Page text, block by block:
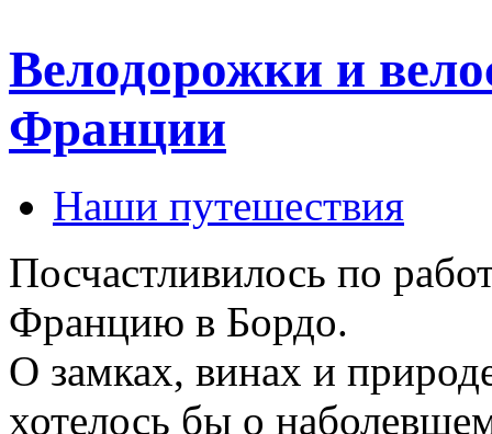
Велодорожки и
Франции
Наши путешествия
Посчастливилось по
Францию в Бордо.
О замках, винах и
хотелось бы о